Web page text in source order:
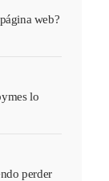
web?
lo
perder